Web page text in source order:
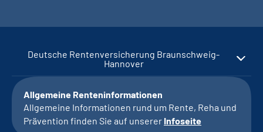
Deutsche Rentenversicherung Braunschweig-
Hannover
Allgemeine Renteninformationen
Allgemeine Informationen rund um Rente, Reha und
Prävention finden Sie auf unserer Infoseite